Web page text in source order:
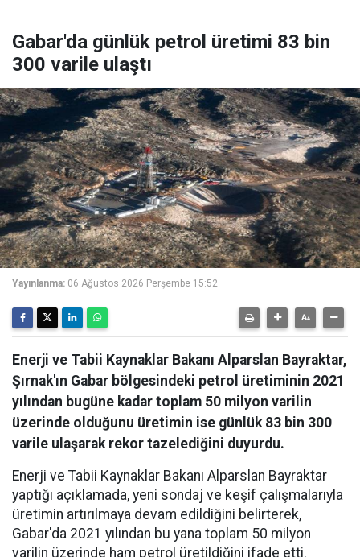
Gabar'da günlük petrol üretimi 83 bin
300 varile ulaştı
Yayınlanma: 06 Ağustos 2026 Perşembe 15:52
Enerji ve Tabii Kaynaklar Bakanı Alparslan Bayraktar,
Şırnak'ın Gabar bölgesindeki petrol üretiminin 2021
yılından bugüne kadar toplam 50 milyon varilin
üzerinde olduğunu üretimin ise günlük 83 bin 300
varile ulaşarak rekor tazelediğini duyurdu.
Enerji ve Tabii Kaynaklar Bakanı Alparslan Bayraktar
yaptığı açıklamada, yeni sondaj ve keşif çalışmalarıyla
üretimin artırılmaya devam edildiğini belirterek,
Gabar'da 2021 yılından bu yana toplam 50 milyon
varilin üzerinde ham petrol üretildiğini ifade etti.